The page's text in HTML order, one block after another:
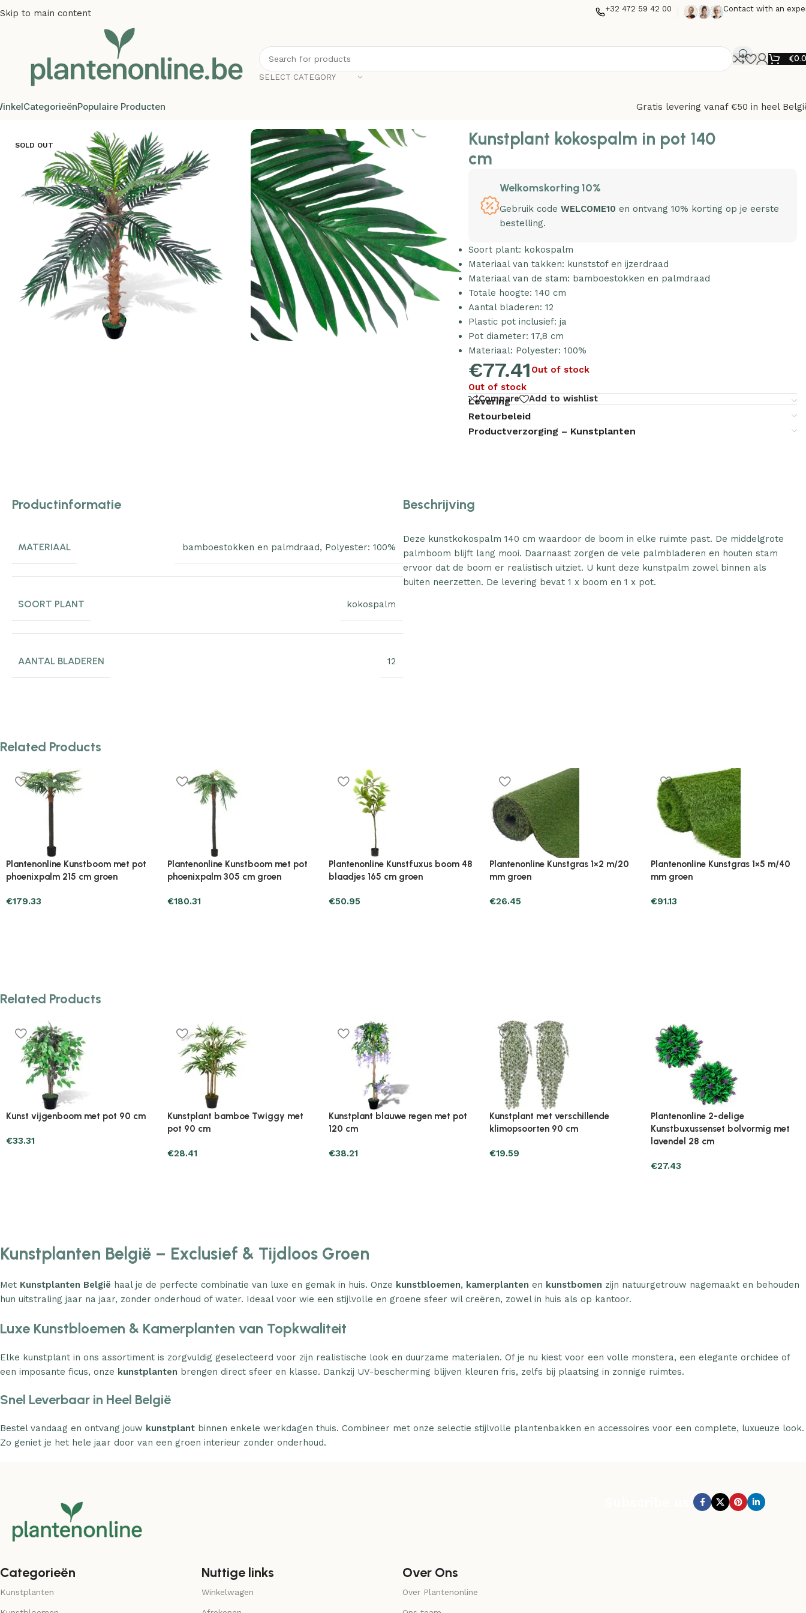
Skip to main content +32 472 59 42 00 Contact with an
SELECT CATEGORY
€
CategorieënPopulaire Producten
Gratis levering vanaf €50 in heel
Kunstplanten
SOLD OUT
Kunstplant kokospalm in pot 140
cm
Welkomskorting 10%
Gebruik codeWELCOME10 en ontvang 10% korting op je eerste
bestelling.
Soort plant: kokospalm
Materiaal van takken: kunststof en ijzerdraad
Materiaal van de stam: bamboestokken en palmdraad
Totale hoogte: 140 cm
Aantal bladeren: 12
Plastic pot inclusief: ja
Pot diameter: 17,8 cm
Materiaal: Polyester: 100%
€77.41 Out of stock
Out of stock
Compare
Add to wishlist
Levering
Retourbeleid
Productverzorging – Kunstplanten
Productinformatie
MATERIAAL bamboestokken en palmdraad, Polyester: 100%
SOORT PLANT kokospalm
AANTAL BLADEREN 12
Beschrijving
Deze kunstkokospalm 140 cm waardoor de boom in elke ruimte past. De middelgrote
palmboom blijft lang mooi. Daarnaast zorgen de vele palmbladeren en houten stam
ervoor dat de boom er realistisch uitziet. U kunt deze kunstpalm zowel binnen als
buiten neerzetten. De levering bevat 1 x boom en 1 x pot.
Related Products
Plantenonline Kunstgras 7/9 mm
0,5×5 m groen
€20.57
Plantenonline Kunstpalmboom 12
bladeren 150 cm groen
€74.47
Plantenonline Kunstpalmboom 18
bladeren 80 cm groen
€42.13
Plantenonline Kunstpalmboom 6
bladeren 100 cm groen
€58.79
Plantenonline Kunstpalmplant 9
blaadjes 70 cm groen
€22.53
Related Products
Plantenonline 2-delige
lavendel 30 cm
Plantenonline 3-delige
Kunstbuxussenset piramidevormig
€60.75
Plantenonline Broeikas 110×58,5×39
cm vurenhout grijs
€46.05
Plantenonline Broeikas 114x80x50
cm vurenhout bruin
€85.25
Plantenonline Broeikas 60x45x100
cm vurenhout
Kunstplanten België – Exclusief & Tijdloos Groen
Met Kunstplanten België haal je de perfecte combinatie van luxe en gemak in huis. Onze kunstbloemen, kamerplanten en kunstbomen zijn natuurgetrouw nagemaakt en behouden
hun uitstraling jaar na jaar, zonder onderhoud of water. Ideaal voor wie een stijlvolle en groene sfeer wil creëren, zowel in huis als op kantoor.
Luxe Kunstbloemen & Kamerplanten van Topkwaliteit
Elke kunstplant in ons assortiment is zorgvuldig geselecteerd voor zijn realistische look en duurzame materialen. Of je nu kiest voor een volle monstera, een elegante orchidee of
een imposante ficus, onze kunstplanten brengen direct sfeer en klasse. Dankzij UV-bescherming blijven kleuren fris, zelfs bij plaatsing in zonnige ruimtes.
Snel Leverbaar in Heel België
Bestel vandaag en ontvang jouw kunstplant binnen enkele werkdagen thuis. Combineer met onze selectie stijlvolle plantenbakken en accessoires voor een complete, luxueuze look.
Zo geniet je het hele jaar door van een groen interieur zonder onderhoud.
Categorieën
Kunstplanten
Nuttige links
Winkelwagen
Over Ons
Over Plantenonline